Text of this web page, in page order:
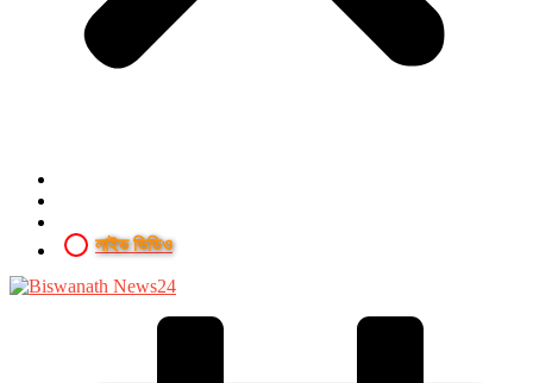
লাইভ ভিডিও